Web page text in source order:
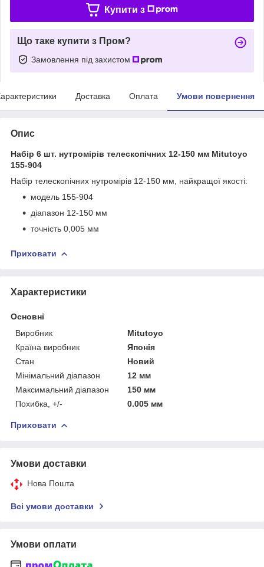
Купити з
Що таке купити з Пром?
Замовлення під захистом
Доставка Оплата Умови повернення
Опис
Набір 6 шт. нутромірів телескопічних 12-150 мм Mitutoyo
155-904
Набір телескопічних нутромірів 12-150 мм, найкращої якості:
модель 155-904
діапазон 12-150 мм
точність 0,005 мм
Приховати
Характеристики
Основні
Виробник
Mitutoyo
Країна виробник
Японія
Стан
Новий
Мінімальний діапазон
12 мм
Максимальний діапазон
150 мм
Похибка, +/-
0.005 мм
Приховати
Умови доставки
Нова Пошта
Всі умови доставки
Умови оплати